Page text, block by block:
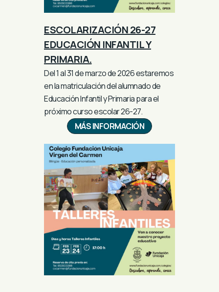
ESCOLARIZACIÓN 26-27
EDUCACIÓN INFANTIL Y
PRIMARIA.
Del 1 al 31 de marzo de 2026 estaremos
en la matriculación del alumnado de
Educación Infantil y Primaria para el
próximo curso escolar 26-27.
MÁS INFORMACIÓN